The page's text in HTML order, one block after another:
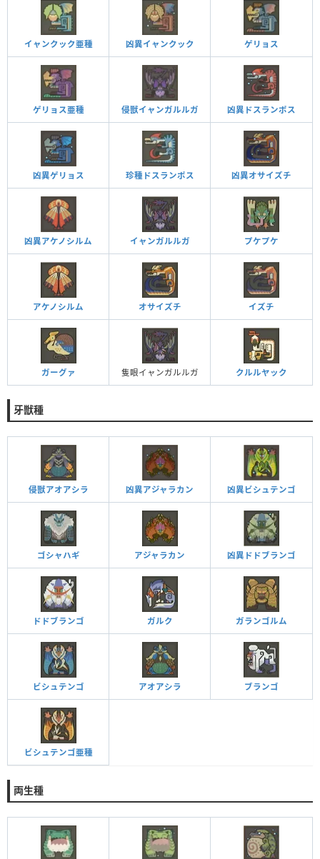
イャンクック亜種 凶異イャンクック ゲリョス
ゲリョス亜種 侵獣イャンガルルガ 凶異ドスランポス
凶異ゲリョス 珍種ドスランポス 凶異オサイズチ
凶異アケノシルム イャンガルルガ プケプケ
アケノシルム オサイズチ イズチ
ガーグァ 隻眼イャンガルルガ クルルヤック
牙獣種
侵獣アオアシラ 凶異アジャラカン 凶異ビシュテンゴ
ゴシャハギ アジャラカン 凶異ドドブランゴ
ドドブランゴ ガルク ガランゴルム
ビシュテンゴ アオアシラ ブランゴ
ビシュテンゴ亜種
両生種